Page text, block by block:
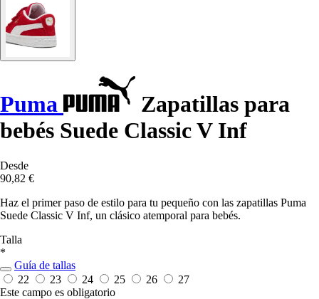
Puma
Zapatillas para
bebés Suede Classic V Inf
Desde
90,82 €
Haz el primer paso de estilo para tu pequeño con las zapatillas Puma
Suede Classic V Inf, un clásico atemporal para bebés.
Talla
*
Guía de tallas
22
23 24 25 26
27
Este campo es obligatorio